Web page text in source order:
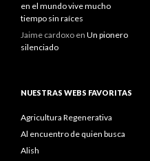
en el mundo vive mucho
tiempo sin raíces
Jaime cardoxo en Un pionero
silenciado
NUESTRAS WEBS FAVORITAS
Agricultura Regenerativa
Al encuentro de quien busca
Alish